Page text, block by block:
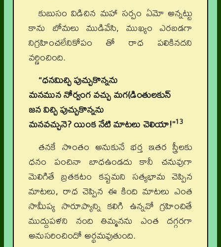
కుబుసం విడిచిన మహా సర్పం ఏమో అన్నట్టు
కాను బోమలు ముడివేసి, ముఖ్యం ఎరబడగా
నిగ్రహించలేనికోపం తో రాధ పలికినదని
వర్ణించింది.
“ధనమిచ్చి పుచ్చుకొన్నను
మనమున నోర్వంగ వచ్చు మగ(డింతులకున్
జన విచ్చి పుచ్చుకొన్నను
మనవచ్చునె? యింక నేటి మాటలు చెలియా!”13
తనకే సొంతం అనుకునే భర్త ఇతర స్త్రీలకు
ధనం పంచినా బాధఉండదు కానీ చనువుగా
మెలిగితే బ్రతకటం కష్టమని సత్యభామ చెప్పిన
మాటలు, రాధ చెప్పిన ఈ కింది మాటలు ఎంత
సామీప్య సారూప్యాన్ని కలిగి ఉన్నవో గ్రహించితే
ముద్దుపళని నంది తిమ్మనను ఎంత దగ్గరగా
అనుసరించిందో అర్థమవుతుంది.